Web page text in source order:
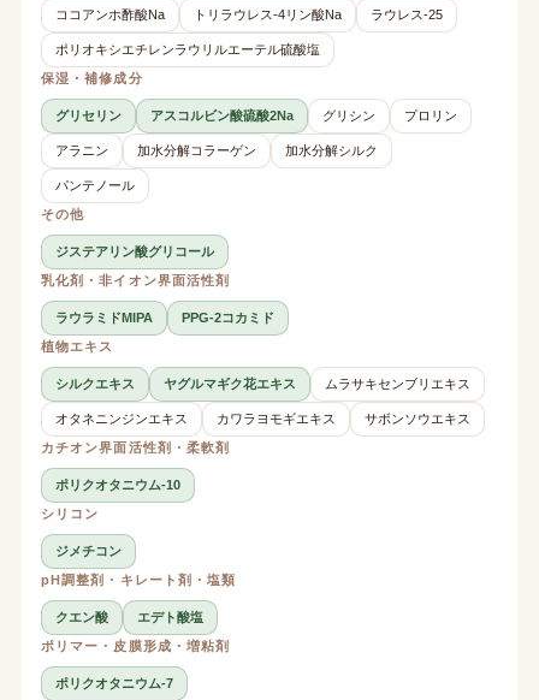
ココアンホ酢酸Na トリラウレス-4リン酸Na ラウレス-25
ポリオキシエチレンラウリルエーテル硫酸塩
保湿・補修成分
グリセリン アスコルビン酸硫酸2Na グリシン プロリン
アラニン 加水分解コラーゲン 加水分解シルク
パンテノール
その他
ジステアリン酸グリコール
乳化剤・非イオン界面活性剤
ラウラミドMIPA
PPG-2コカミド
植物エキス
シルクエキス ヤグルマギク花エキス ムラサキセンブリエキス
オタネニンジンエキス カワラヨモギエキス
サボンソウエキス
カチオン界面活性剤・柔軟剤
ポリクオタニウム-10
シリコン
ジメチコン
pH調整剤・キレート剤・塩類
クエン酸
エデト酸塩
ポリマー・皮膜形成・増粘剤
ポリクオタニウム-7